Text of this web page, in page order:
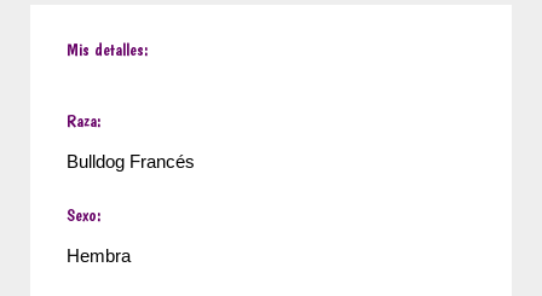
Mis detalles:
Raza:
Bulldog Francés
Sexo:
Hembra